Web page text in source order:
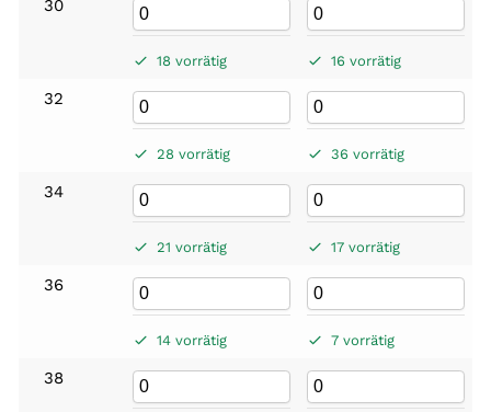
30
18 vorrätig 16 vorrätig
32
28 vorrätig 36 vorrätig
34
21 vorrätig 17 vorrätig
36
14 vorrätig 7 vorrätig
38